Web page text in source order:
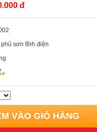
đ
phủ sơn tĩnh điện
VÀO GIỎ HÀNG